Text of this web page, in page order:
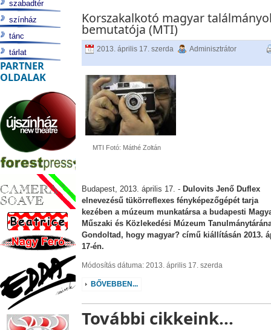
Korszakalkotó magyar
bemutatója (MTI)
2013. április 17. szerda Adminisztrátor
MTI Fotó: Máthé Zoltán
Budapest, 2013. április 17. - Dulovits Jenő Duflex
elnevezésű tükörreflexes fényképezőgépét tarja
kezében a múzeum munkatársa a budapesti
Műszaki és Közlekedési Múzeum
Gondoltad, hogy magyar? című kiállításán 2013.
17-én.
Módosítás dátuma: 2013. április 17. szerda
BŐVEBBEN...
További cikkeink...
szabadtér
színház
tánc
tárlat
PARTNER
OLDALAK